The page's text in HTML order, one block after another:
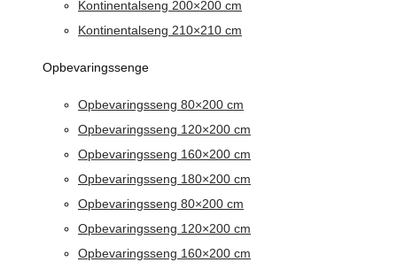
Kontinentalseng 200×200 cm
Kontinentalseng 210×210 cm
Opbevaringssenge
Opbevaringsseng 80×200 cm
Opbevaringsseng 120×200 cm
Opbevaringsseng 160×200 cm
Opbevaringsseng 180×200 cm
Opbevaringsseng 80×200 cm
Opbevaringsseng 120×200 cm
Opbevaringsseng 160×200 cm